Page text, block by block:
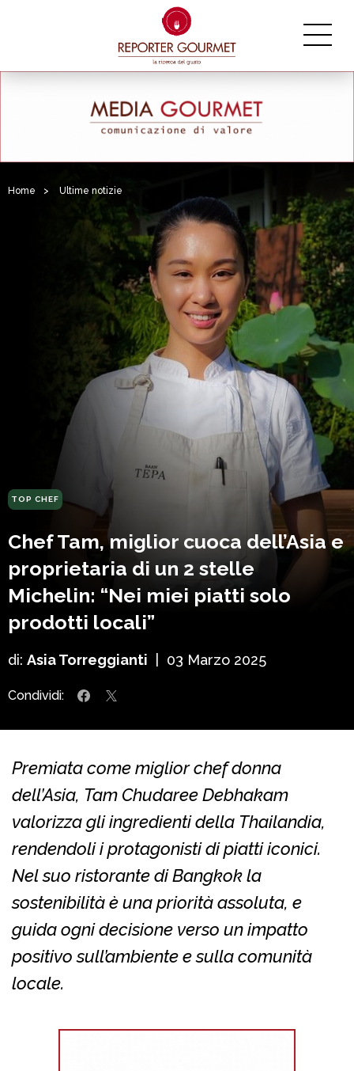
Home > Ultime notizie
TOP CHEF
Chef Tam, miglior cuoca dell’Asia e
proprietaria di un 2 stelle
Michelin: “Nei miei piatti solo
prodotti locali”
di: Asia Torreggianti 03 Marzo 2025
Condividi:
Premiata come miglior chef donna
dell’Asia, Tam Chudaree Debhakam
valorizza gli ingredienti della Thailandia,
rendendoli i protagonisti di piatti iconici.
Nel suo ristorante di Bangkok la
sostenibilità è una priorità assoluta, e
guida ogni decisione verso un impatto
positivo sull’ambiente e sulla comunità
locale.